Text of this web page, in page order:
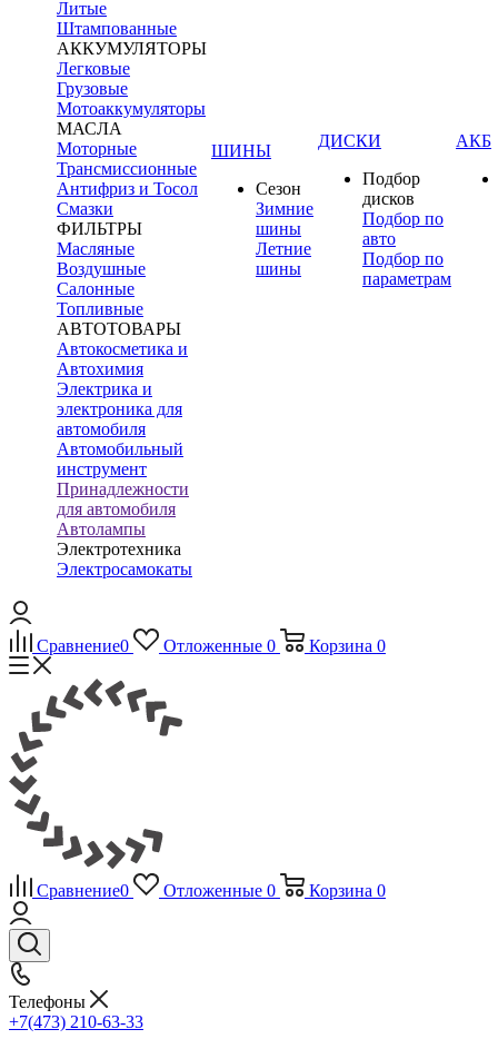
Литые
Штампованные
АККУМУЛЯТОРЫ
Легковые
Грузовые
Мотоаккумуляторы
МАСЛА
Моторные
Трансмиссионные
Антифриз и Тосол
Смазки
ФИЛЬТРЫ
Масляные
Воздушные
Салонные
Топливные
АВТОТОВАРЫ
Автокосметика и
Автохимия
Электрика и
электроника для
автомобиля
Автомобильный
инструмент
Принадлежности
для автомобиля
Автолампы
Электротехника
Электросамокаты
ШИНЫ
Сезон
Зимние
шины
Летние
шины
ДИСКИ
Подбор
дисков
Подбор по
авто
Подбор по
параметрам
АКБ
Сравнение0 Отложенные 0 Корзина 0
Сравнение0 Отложенные 0 Корзина 0
Телефоны
+7(473) 210-63-33